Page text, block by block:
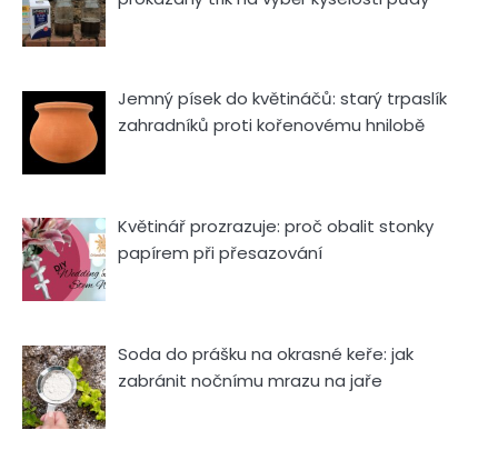
Jemný písek do květináčů: starý trpaslík
zahradníků proti kořenovému hnilobě
Květinář prozrazuje: proč obalit stonky
papírem při přesazování
Soda do prášku na okrasné keře: jak
zabránit nočnímu mrazu na jaře